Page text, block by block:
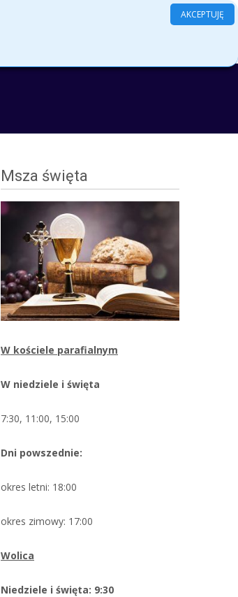
Search
Msza święta
W kościele parafialnym
W niedziele i święta
7:30, 11:00, 15:00
Dni powszednie:
okres letni: 18:00
okres zimowy: 17:00
Wolica
Niedziele i święta: 9:30
AKCEPTUJĘ